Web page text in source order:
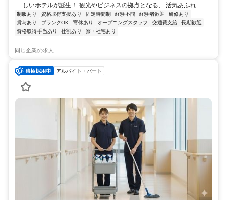
しいホテルが誕生！ 観光やビジネスの拠点となる、 活気あふれ...
制服あり 資格取得支援あり 固定時間制 経験不問 経験者歓迎
研修あり
賞与あり
ブランクOK 育休あり オープニングスタッフ 交通費支給
長期歓迎
資格取得手当あり
社割あり 寮・社宅あり
同じ企業の求人
アルバイト・パート